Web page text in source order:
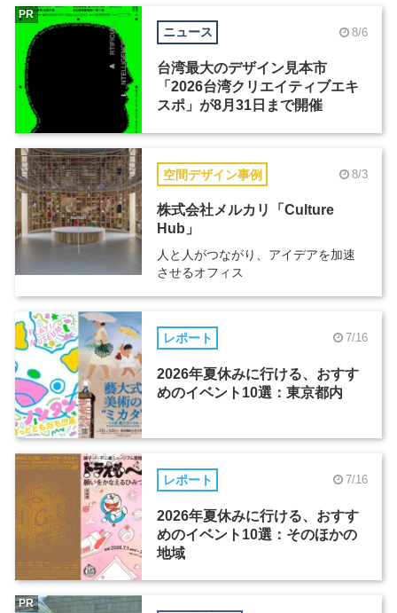
ニュース 8/6
台湾最大のデザイン見本市
「2026台湾クリエイティブエキ
スポ」が8月31日まで開催
PR
空間デザイン事例 8/3
株式会社メルカリ「Culture
Hub」
人と人がつながり、アイデアを加速
させるオフィス
レポート 7/16
2026年夏休みに行ける、おすす
めのイベント10選：東京都内
レポート 7/16
2026年夏休みに行ける、おすす
めのイベント10選：そのほかの
地域
PR